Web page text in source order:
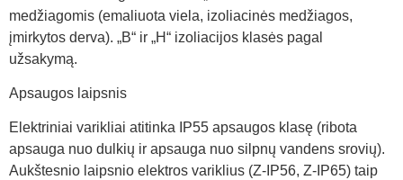
medžiagomis (emaliuota viela, izoliacinės medžiagos,
įmirkytos derva). „B“ ir „H“ izoliacijos klasės pagal
užsakymą.
Apsaugos laipsnis
Elektriniai varikliai atitinka IP55 apsaugos klasę (ribota
apsauga nuo dulkių ir apsauga nuo silpnų vandens srovių).
Aukštesnio laipsnio elektros variklius (Z-IP56, Z-IP65) taip